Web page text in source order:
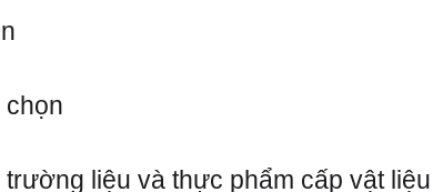
chọn
liệu và thực phẩm cấp vật liệu